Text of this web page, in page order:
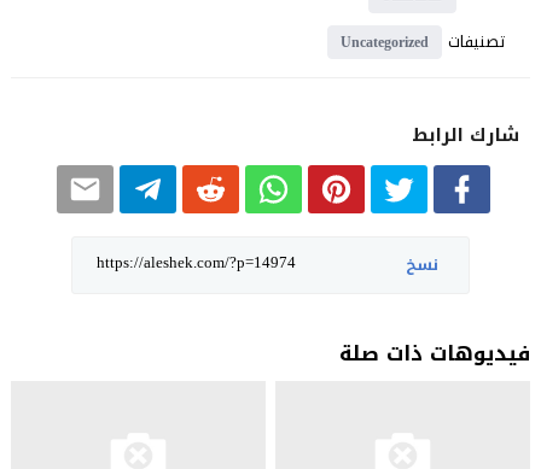
تصنيفات Uncategorized
شارك الرابط
نسخ
فيديوهات ذات صلة